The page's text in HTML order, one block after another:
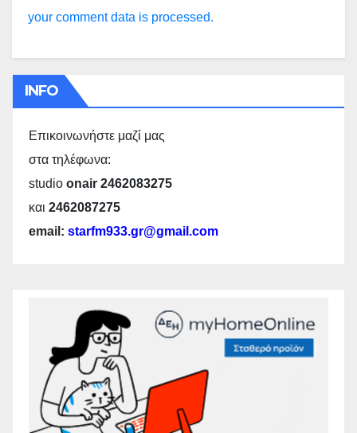
your comment data is processed.
INFO
Επικοινωνήστε μαζί μας
στα τηλέφωνα:
studio onair 2462083275
και 2462087275
email: starfm933.gr@gmail.com